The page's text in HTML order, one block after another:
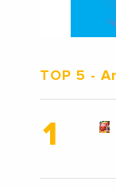
TOP 5 -